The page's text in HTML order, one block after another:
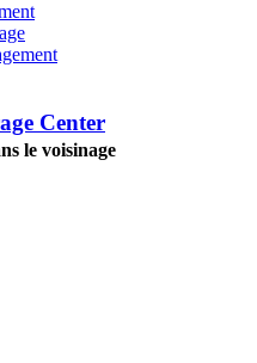
Center
le voisinage